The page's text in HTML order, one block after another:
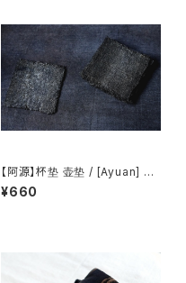
【阿源】杯垫 壶垫 / [Ayuan] Cu
p coaster Teapot mat
¥660